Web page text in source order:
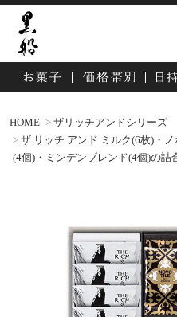
HOME
ザリッチアンドシリーズ
ザ リッチ アンド ミルク(6枚)・
(4個)・ミンデンブレンド(4個)の詰